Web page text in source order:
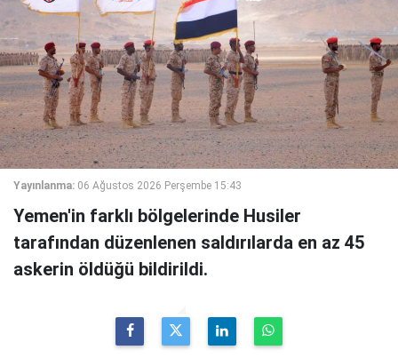
Yayınlanma: 06 Ağustos 2026 Perşembe 15:43
Yemen'in farklı bölgelerinde Husiler
tarafından düzenlenen saldırılarda en az 45
askerin öldüğü bildirildi.